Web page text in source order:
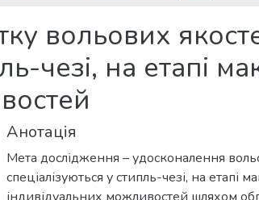
вольових
чезі, на етапі
Анотація
Мета дослідження – удосконалення
спеціалізуються у стипль-чезі, на етапі